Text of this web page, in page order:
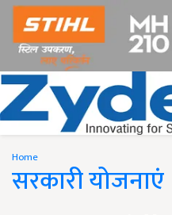
Home
सरकारी योजनाएं